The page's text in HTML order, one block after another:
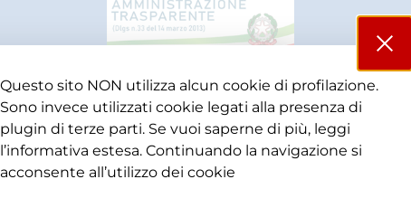
Questo sito NON utilizza alcun cookie di profilazione.
Sono invece utilizzati cookie legati alla presenza di
plugin di terze parti. Se vuoi saperne di più, leggi
l’informativa estesa. Continuando la navigazione si
acconsente all’utilizzo dei cookie​